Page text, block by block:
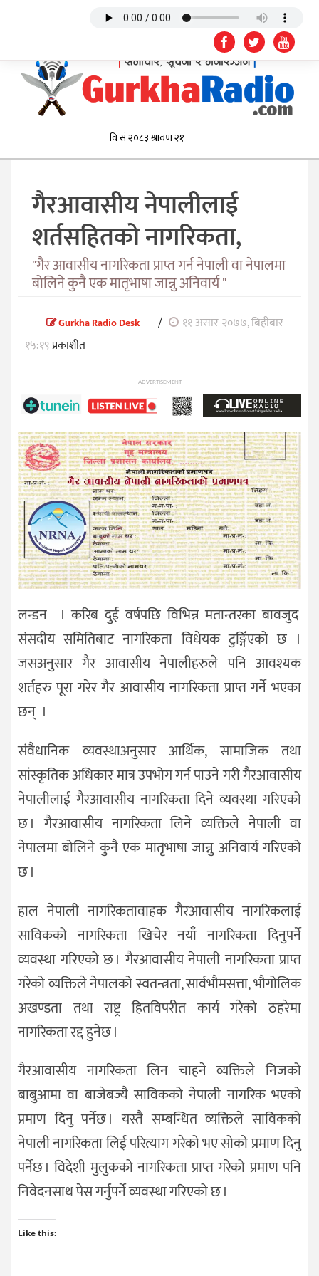
गैरआवासीय नेपालीलाई
शर्तसहितको नागरिकता,
"गैर आवासीय नागरिकता प्राप्त गर्न नेपाली वा नेपालमा
बोलिने कुनै एक मातृभाषा जान्नु अनिवार्य "
Gurkha Radio Desk /
११ असार २०७७, बिहीबार
१५:१९प्रकाशीत
ADVERTISEMENT
लन्डन । करिब दुई वर्षपछि विभिन्न मतान्तरका बावजुद
संसदीय समितिबाट नागरिकता विधेयक टुङ्गिँएको छ ।
जसअनुसार गैर आवासीय नेपालीहरुले पनि आवश्यक
शर्तहरु पूरा गरेर गैर आवासीय नागरिकता प्राप्त गर्ने भएका
छन् ।
संवैधानिक व्यवस्थाअनुसार आर्थिक, सामाजिक तथा
सांस्कृतिक अधिकार मात्र उपभोग गर्न पाउने गरी गैरआवासीय
नेपालीलाई गैरआवासीय नागरिकता दिने व्यवस्था गरिएको
छ । गैरआवासीय नागरिकता लिने व्यक्तिले नेपाली वा
नेपालमा बोलिने कुनै एक मातृभाषा जान्नु अनिवार्य गरिएको
छ ।
हाल नेपाली नागरिकतावाहक गैरआवासीय नागरिकलाई
साविकको नागरिकता खिचेर नयाँ नागरिकता दिनुपर्ने
व्यवस्था गरिएको छ । गैरआवासीय नेपाली नागरिकता प्राप्त
गरेको व्यक्तिले नेपालको स्वतन्त्रता, सार्वभौमसत्ता, भौगोलिक
अखण्डता तथा राष्ट्र हितविपरीत कार्य गरेको ठहरेमा
नागरिकता रद्द हुनेछ ।
गैरआवासीय नागरिकता लिन चाहने व्यक्तिले निजको
बाबुआमा वा बाजेबज्यै साविकको नेपाली नागरिक भएको
प्रमाण दिनु पर्नेछ । यस्तै सम्बन्धित व्यक्तिले साविकको
नेपाली नागरिकता लिई परित्याग गरेको भए सोको प्रमाण दिनु
पर्नेछ । विदेशी मुलुकको नागरिकता प्राप्त गरेको प्रमाण पनि
निवेदनसाथ पेस गर्नुपर्ने व्यवस्था गरिएको छ ।
Like this: